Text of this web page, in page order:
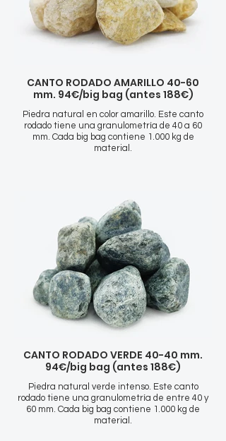
CANTO RODADO AMARILLO 40-60
mm. 94€/big bag (antes 188€)
Piedra natural en color amarillo. Este canto
rodado tiene una granulometría de 40 a 60
mm. Cada big bag contiene 1.000 kg de
material.
CANTO RODADO VERDE 40-40 mm.
94€/big bag (antes 188€)
Piedra natural verde intenso. Este canto
rodado tiene una granulometría de entre 40 y
60 mm. Cada big bag contiene 1.000 kg de
material.